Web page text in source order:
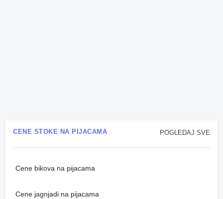
POGLEDAJ SVE
CENE STOKE NA PIJACAMA
Cene bikova na pijacama
Cene jagnjadi na pijacama